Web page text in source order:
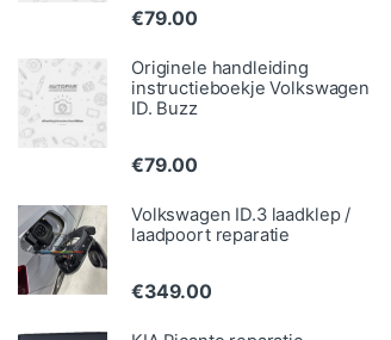
€79.00
Originele handleiding
instructieboekje Volkswagen
ID. Buzz
€79.00
Volkswagen ID.3 laadklep /
laadpoort reparatie
€349.00